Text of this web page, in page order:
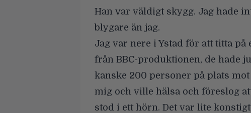
Han var väldigt skygg. Jag hade
blygare än jag.
Jag var nere i Ystad för att titta
från BBC-produktionen, de hade
kanske 200 personer på plats
mig och ville hälsa och föreslog
stod i ett hörn. Det var lite